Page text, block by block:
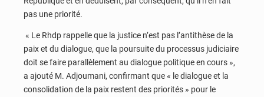
pas une priorité.
« Le Rhdp rappelle que la justice n’est pas l’antithèse de la
paix et du dialogue, que la poursuite du processus judiciaire
doit se faire parallèlement au dialogue politique en cours »,
a ajouté M. Adjoumani, confirmant que « le dialogue et la
consolidation de la paix restent des priorités » pour le